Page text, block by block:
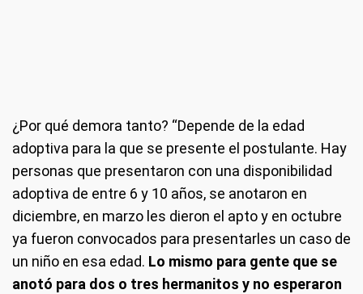
¿Por qué demora tanto? “Depende de la edad
adoptiva para la que se presente el postulante. Hay
personas que presentaron con una disponibilidad
adoptiva de entre 6 y 10 años, se anotaron en
diciembre, en marzo les dieron el apto y en octubre
ya fueron convocados para presentarles un caso de
un niño en esa edad. Lo mismo para gente que se
anotó para dos o tres hermanitos y no esperaron